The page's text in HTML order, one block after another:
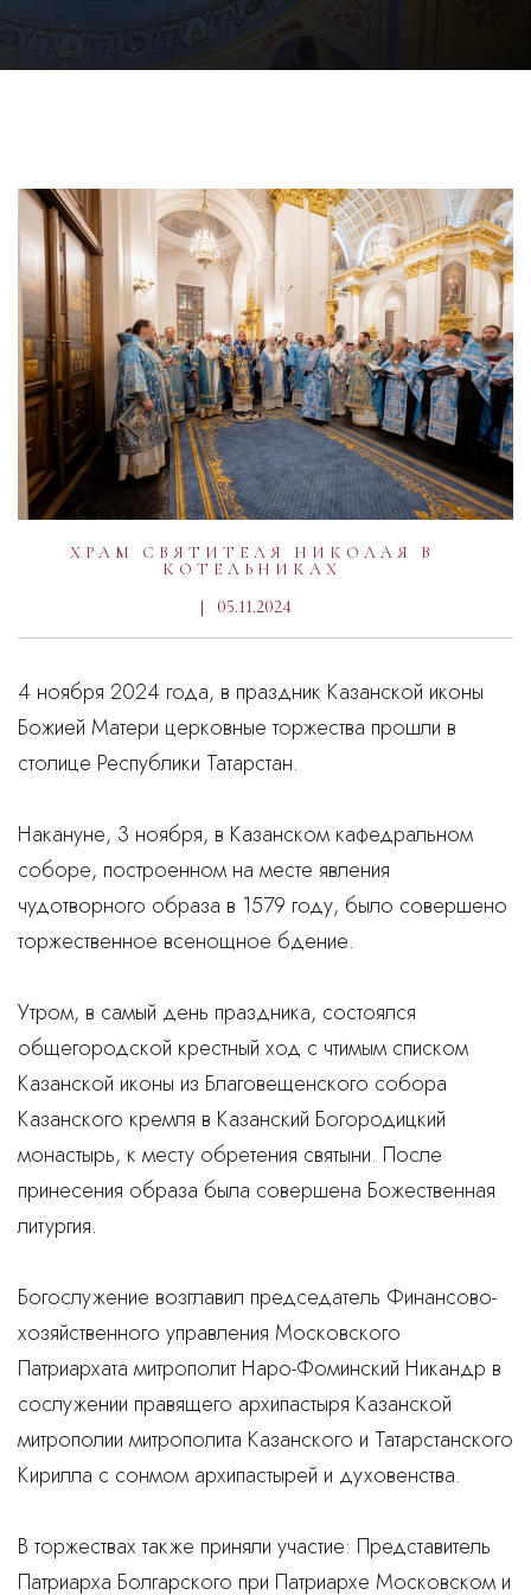
ХРАМ СВЯТИТЕЛЯ НИКОЛАЯ В
КОТЕЛЬНИКАХ
05.11.2024
4 ноября 2024 года, в праздник Казанской иконы
Божией Матери церковные торжества прошли в
столице Республики Татарстан.
Накануне, 3 ноября, в Казанском кафедральном
соборе, построенном на месте явления
чудотворного образа в 1579 году, было совершено
торжественное всенощное бдение.
Утром, в самый день праздника, состоялся
общегородской крестный ход с чтимым списком
Казанской иконы из Благовещенского собора
Казанского кремля в Казанский Богородицкий
монастырь, к месту обретения святыни. После
принесения образа была совершена Божественная
литургия.
Богослужение возглавил председатель Финансово-
хозяйственного управления Московского
Патриархата митрополит Наро-Фоминский Никандр в
сослужении правящего архипастыря Казанской
митрополии митрополита Казанского и Татарстанского
Кирилла с сонмом архипастырей и духовенства.
В торжествах также приняли участие: Представитель
Патриарха Болгарского при Патриархе Московском и